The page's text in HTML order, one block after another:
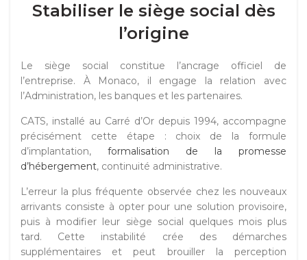
Stabiliser le siège social dès
l’origine
Le siège social constitue l’ancrage officiel de
l’entreprise. À Monaco, il engage la relation avec
l’Administration, les banques et les partenaires.
CATS, installé au Carré d’Or depuis 1994, accompagne
précisément cette étape : choix de la formule
d’implantation, formalisation de la promesse
d’hébergement, continuité administrative.
L’erreur la plus fréquente observée chez les nouveaux
arrivants consiste à opter pour une solution provisoire,
puis à modifier leur siège social quelques mois plus
tard. Cette instabilité crée des démarches
supplémentaires et peut brouiller la perception